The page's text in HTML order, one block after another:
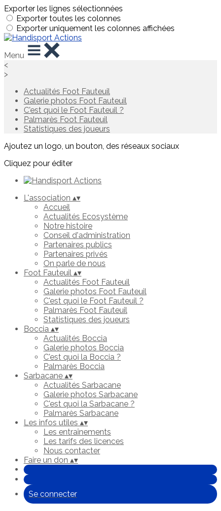
Exporter les lignes sélectionnées
Exporter toutes les colonnes
Exporter uniquement les colonnes affichées
Menu
<
>
Actualités Foot Fauteuil
Galerie photos Foot Fauteuil
C'est quoi le Foot Fauteuil ?
Palmarès Foot Fauteuil
Statistiques des joueurs
Ajoutez un logo, un bouton, des réseaux sociaux
Cliquez pour éditer
L'association ▴▾
Accueil
Actualités Ecosystème
Notre histoire
Conseil d'administration
Partenaires publics
Partenaires privés
On parle de nous
Foot Fauteuil ▴▾
Actualités Foot Fauteuil
Galerie photos Foot Fauteuil
C'est quoi le Foot Fauteuil ?
Palmarès Foot Fauteuil
Statistiques des joueurs
Boccia ▴▾
Actualités Boccia
Galerie photos Boccia
C'est quoi la Boccia ?
Palmarès Boccia
Sarbacane ▴▾
Actualités Sarbacane
Galerie photos Sarbacane
C'est quoi la Sarbacane ?
Palmarès Sarbacane
Les infos utiles ▴▾
Les entraînements
Les tarifs des licences
Nous contacter
Faire un don ▴▾
Se connecter